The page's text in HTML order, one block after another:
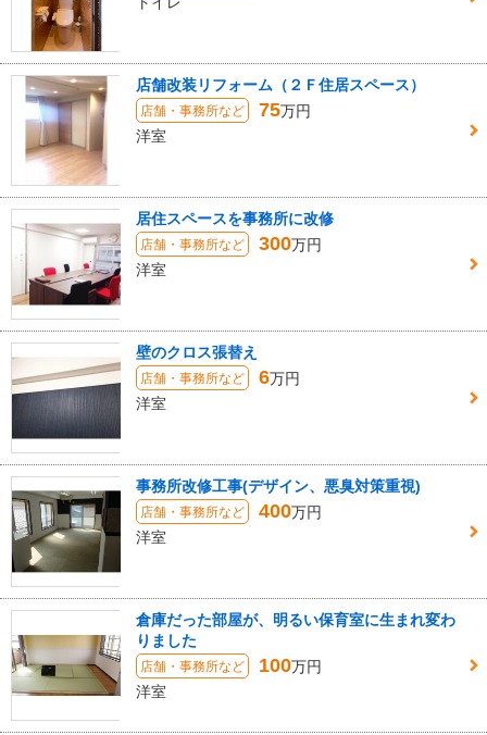
店舗改装リフォーム（２Ｆ住居スペース）
店舗・事務所など 75万円
洋室
居住スペースを事務所に改修
店舗・事務所など 300万円
洋室
壁のクロス張替え
店舗・事務所など 6万円
洋室
事務所改修工事(デザイン、悪臭対策重視)
店舗・事務所など 400万円
洋室
倉庫だった部屋が、明るい保育室に生まれ変わ
りました
店舗・事務所など 100万円
洋室